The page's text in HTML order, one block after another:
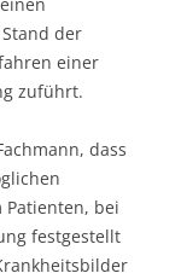
der
einer
zuführt.
dass
Patienten, bei
festgestellt